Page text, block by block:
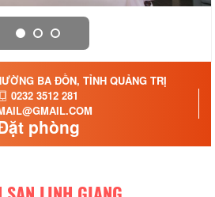
BA ĐỒN, TỈNH QUẢNG TRỊ
0232 3512 281
phòng